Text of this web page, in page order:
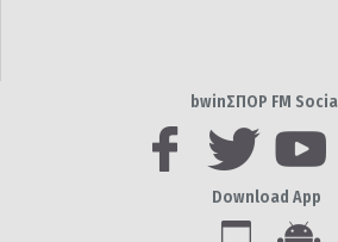
bwinΣΠΟΡ FM
Download App